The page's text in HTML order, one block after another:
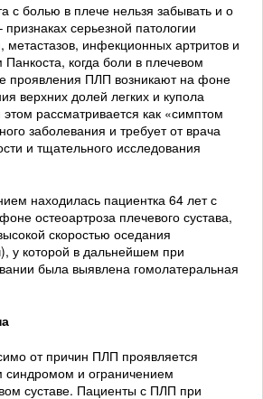
с болью в плече нельзя забывать и о
серьезной патологии
метастазов, инфекционных артритов и
когда боли в плечевом
проявления ПЛП возникают на фоне
верхних долей легких и купола
рассматривается как «симптом
заболевания и требует от врача
и тщательного исследования
находилась пациентка 64 лет с
остеоартроза плечевого сустава,
скоростью оседания
у которой в дальнейшем при
была выявлена гомолатеральная
от причин ПЛП проявляется
синдромом и ограничением
суставе. Пациенты с ПЛП при